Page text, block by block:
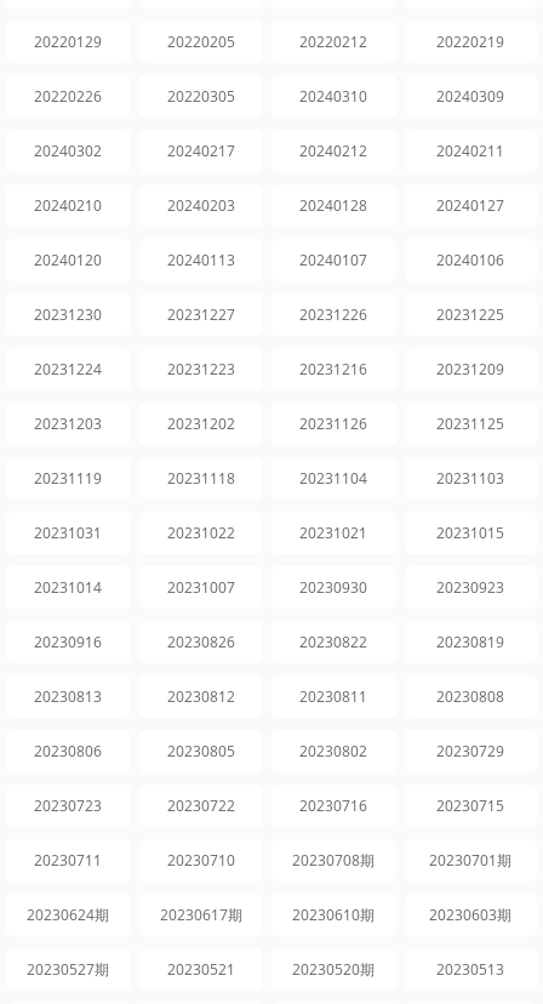
20220129 20220205 20220212 20220219
20220226 20220305 20240310 20240309
20240302 20240217 20240212 20240211
20240210 20240203 20240128 20240127
20240120 20240113 20240107 20240106
20231230 20231227 20231226 20231225
20231224 20231223 20231216 20231209
20231203 20231202 20231126 20231125
20231119 20231118 20231104 20231103
20231031 20231022 20231021 20231015
20231014 20231007 20230930 20230923
20230916 20230826 20230822 20230819
20230813 20230812 20230811 20230808
20230806 20230805 20230802 20230729
20230723 20230722 20230716 20230715
20230711 20230710 20230708期 20230701期
20230624期 20230617期 20230610期 20230603期
20230527期 20230521 20230520期 20230513